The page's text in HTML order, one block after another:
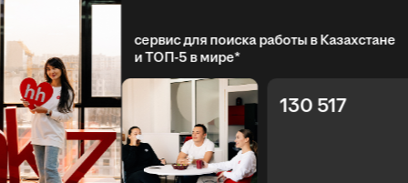
сервис для поиска работы в Казахстане
и ТОП-5 в мире*
130 517